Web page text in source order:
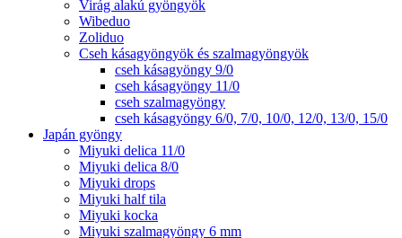
Virág alakú gyöngyök
Wibeduo
Zoliduo
Cseh kásagyöngyök és szalmagyöngyök
cseh kásagyöngy 9/0
cseh kásagyöngy 11/0
cseh szalmagyöngy
cseh kásagyöngy 6/0, 7/0, 10/0, 12/0, 13/0, 15/0
Japán gyöngy
Miyuki delica 11/0
Miyuki delica 8/0
Miyuki drops
Miyuki half tila
Miyuki kocka
Miyuki szalmagyöngy 6 mm